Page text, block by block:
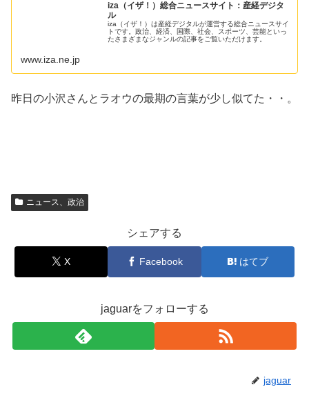
iza（イザ！）総合ニュースサイト：産経デジタ
ル
iza（イザ！）は産経デジタルが運営する総合ニュースサイ
トです。政治、経済、国際、社会、スポーツ、芸能といっ
たさまざまなジャンルの記事をご覧いただけます。
www.iza.ne.jp
昨日の小沢さんとラオウの最期の言葉が少し似てた・・。
ニュース、政治
シェアする
X Facebook はてブ
jaguarをフォローする
jaguar